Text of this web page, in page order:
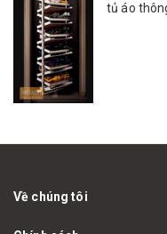
tủ áo
Về chúng tôi